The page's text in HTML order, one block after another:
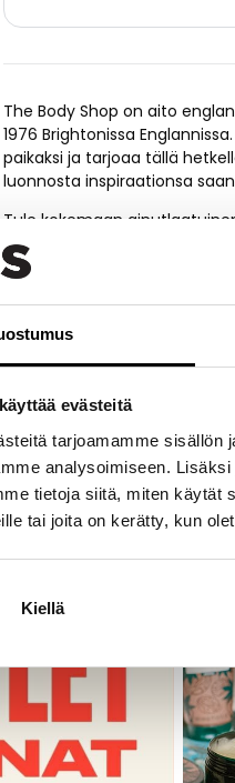
evästeitä
tarjoamamme sisällön
analysoimiseen.
tietoja siitä, miten käytät
tai joita on kerätty, kun
Kiellä
The Body Shop on aito
1976 Brightonissa
paikaksi ja tarjoaa tällä
luonnosta inspiraationsa
Tule kokemaan
kuten teepuu, voipuunvoi ja
poimi valikoimastamme omat
Tervetuloa asioimaan
-40